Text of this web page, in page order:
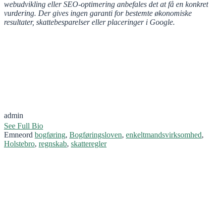
webudvikling eller SEO-optimering anbefales det at få en konkret
vurdering. Der gives ingen garanti for bestemte økonomiske
resultater, skattebesparelser eller placeringer i Google.
admin
See Full Bio
Emneord bogføring, Bogføringsloven, enkeltmandsvirksomhed,
Holstebro, regnskab, skatteregler